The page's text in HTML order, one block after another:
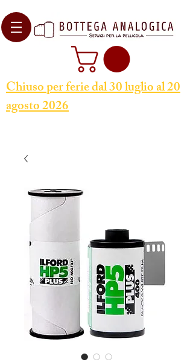
Chiuso per ferie dal 30 luglio al 20
agosto 2026